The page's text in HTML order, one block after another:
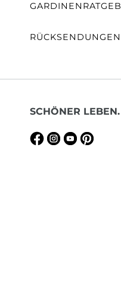
RÜCKSENDUNGEN
SCHÖNER